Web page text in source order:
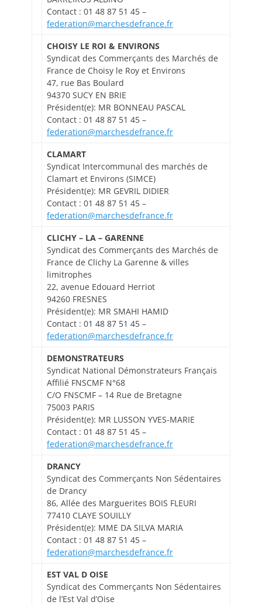
Contact : 01 48 87 51 45 –
federation@marchesdefrance.fr
CHOISY LE ROI & ENVIRONS
Syndicat des Commerçants des Marchés de
France de Choisy le Roy et Environs
47, rue Bas Boulard
94370 SUCY EN BRIE
Président(e): MR BONNEAU PASCAL
Contact : 01 48 87 51 45 –
federation@marchesdefrance.fr
CLAMART
Syndicat Intercommunal des marchés de
Clamart et Environs (SIMCE)
Président(e): MR GEVRIL DIDIER
Contact : 01 48 87 51 45 –
federation@marchesdefrance.fr
CLICHY – LA – GARENNE
Syndicat des Commerçants des Marchés de
France de Clichy La Garenne & villes
limitrophes
22, avenue Edouard Herriot
94260 FRESNES
Président(e): MR SMAHI HAMID
Contact : 01 48 87 51 45 –
federation@marchesdefrance.fr
DEMONSTRATEURS
Syndicat National Démonstrateurs Français
Affilié FNSCMF N°68
C/O FNSCMF – 14 Rue de Bretagne
75003 PARIS
Président(e): MR LUSSON YVES-MARIE
Contact : 01 48 87 51 45 –
federation@marchesdefrance.fr
DRANCY
Syndicat des Commerçants Non Sédentaires
de Drancy
86, Allée des Marguerites BOIS FLEURI
77410 CLAYE SOUILLY
Président(e): MME DA SILVA MARIA
Contact : 01 48 87 51 45 –
federation@marchesdefrance.fr
EST VAL D OISE
Syndicat des Commerçants Non Sédentaires
de l’Est Val d’Oise